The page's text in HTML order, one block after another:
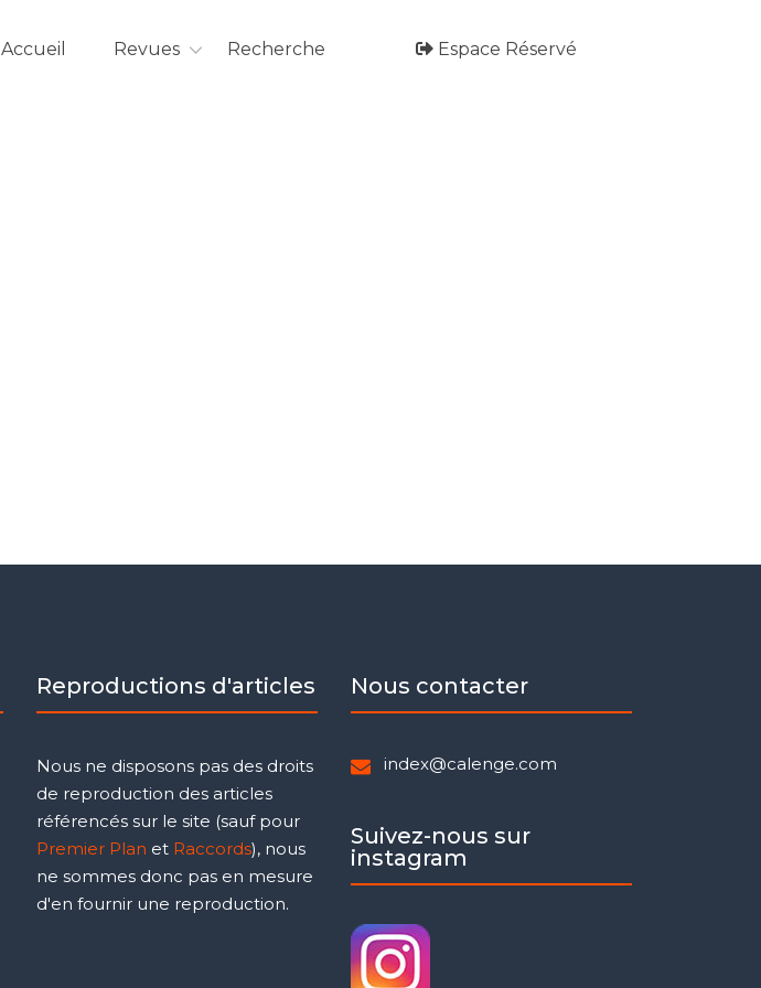
Accueil Revues Recherche Espace Réservé
Reproductions d'articles
Nous ne disposons pas des droits
de reproduction des articles
référencés sur le site (sauf pour
Premier Plan et Raccords), nous
ne sommes donc pas en mesure
d'en fournir une reproduction.
Nous contacter
index@calenge.com
Suivez-nous sur
instagram